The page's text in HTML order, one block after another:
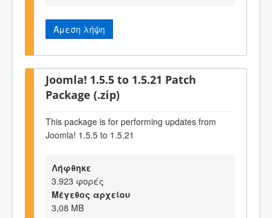
Άμεση λήψη
Joomla! 1.5.5 to 1.5.21 Patch
Package (.zip)
This package is for performing updates from
Joomla! 1.5.5 to 1.5.21
Λήφθηκε
3.923 φορές
Μέγεθος αρχείου
3,08 MB